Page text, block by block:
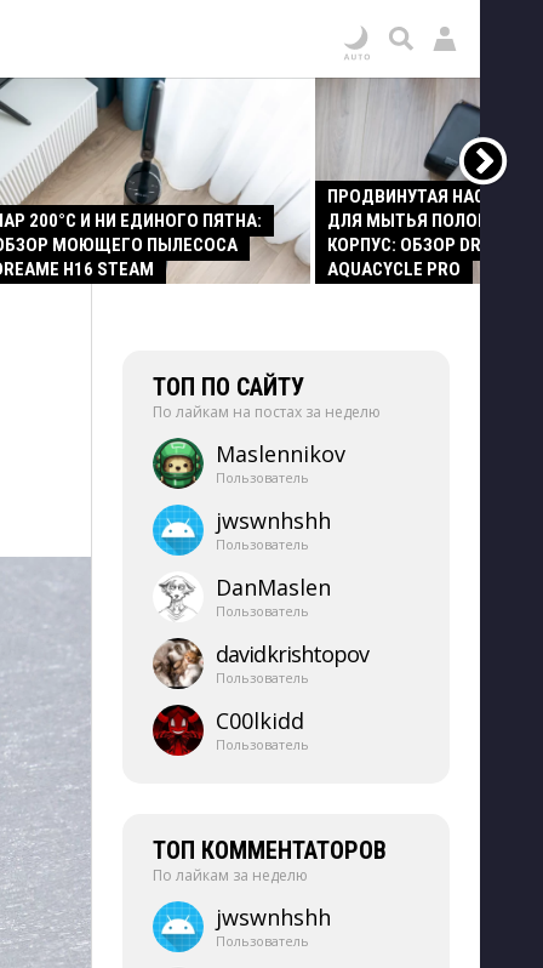
200°C И НИ ЕДИНОГО ПЯТНА:
МОЮЩЕГО ПЫЛЕСОСА
H16 STEAM
ПРОДВИНУТАЯ НАСАДКА
ДЛЯ МЫТЬЯ ПОЛОВ И
КОРПУС: ОБЗОР DREAME
AQUACYCLE PRO
ТОП ПО САЙТУ
По лайкам на постах за неделю
Maslennikov
Пользователь
jwswnhshh
Пользователь
DanMaslen
Пользователь
davidkrishtopov
Пользователь
C00lkidd
Пользователь
ТОП КОММЕНТАТОРОВ
По лайкам за неделю
jwswnhshh
Пользователь